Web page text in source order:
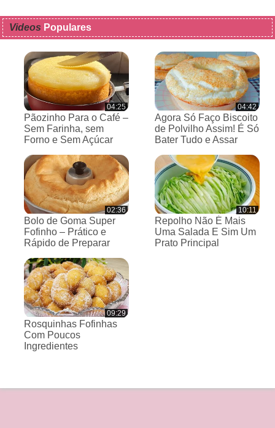
Videos Populares
04:25
Pãozinho Para o Café –
Sem Farinha, sem
Forno e Sem Açúcar
04:42
Agora Só Faço Biscoito
de Polvilho Assim! É Só
Bater Tudo e Assar
02:36
Bolo de Goma Super
Fofinho – Prático e
Rápido de Preparar
10:11
Repolho Não É Mais
Uma Salada E Sim Um
Prato Principal
09:29
Rosquinhas Fofinhas
Com Poucos
Ingredientes